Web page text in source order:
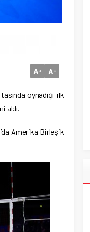
A+ A-
oynadığı ilk
aldı.
Amerika Birleşik